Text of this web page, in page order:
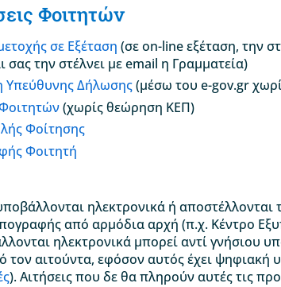
Φοιτητών
σε Εξέταση (σε on-line εξέταση, την
σας την στέλνει με email η Γραμματεία)
Υπεύθυνης Δήλωσης(μέσω του e-gov.gr
(χωρίς θεώρηση ΚΕΠ)
Φοίτησης
Φοιτητή
ηλεκτρονικά ή
από αρμόδια αρχή (π.χ. Κέντρο
ηλεκτρονικά μπορεί αντί γνήσιου
τον αιτούντα, εφόσον αυτός έχει ψηφιακή
). Αιτήσεις που δε θα πληρούν αυτές τις